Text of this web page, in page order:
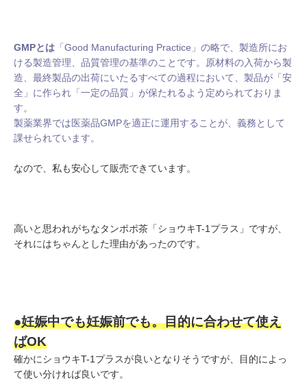
GMPとは 「Good Manufacturing Practice」の略で、製造所にお
ける製造管理、品質管理の基準のことです。原材料の入荷から製
造、最終製品の出荷にいたるすべての過程において、製品が「安
全」に作られ「一定の品質」が保たれるよう定められておりま
す。
製薬業界では医薬品GMPを適正に運用することが、義務として
課せられています。
なので、私も安心して販売できています。
高いと思われがちなタンポポ茶「ショウキT-1プラス」ですが、
それにはちゃんとした理由があったのです。
●妊娠中でも妊娠前でも。目的に合わせて使え
ばOK
確かにショウキT-1プラスが良いとなりそうですが、目的によっ
て使い分ければ良いです。